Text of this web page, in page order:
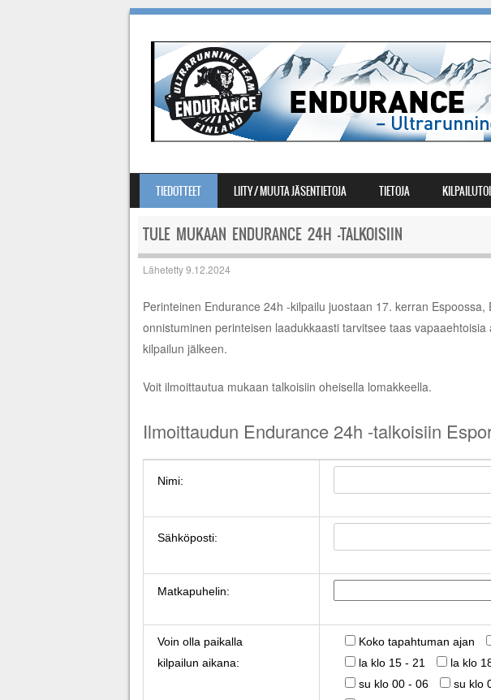
VALIKKO
SIIRRY SISÄLTÖÖN
TIEDOTTEET LIITY / MUUTA JÄSENTIETOJA TIETOJA
TULE MUKAAN ENDURANCE 24H -TALKOISIIN
Lähetetty9.12.2024
Perinteinen Endurance 24h -kilpailu juostaan 17. kerran
onnistuminen perinteisen laadukkaasti tarvitsee taas
kilpailun jälkeen.
Voit ilmoittautua mukaan talkoisiin oheisella lomakkeella.
Ilmoittaudun Endurance 24h -talkoisiin
Nimi:
Sähköposti:
Matkapuhelin:
Voin olla paikalla
kilpailun aikana:
Koko tapahtuman ajan
la klo 15 - 21
la klo
su klo 00 - 06
su klo